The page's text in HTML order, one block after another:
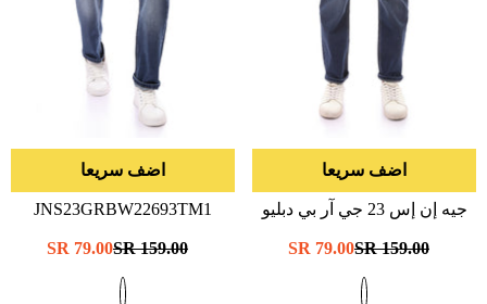
اضف سريعا
جيه إن إس 23 جي آر بي دبليو
سعر
159.00 SR
سعر
79.00 SR
اضف سريعا
JNS23GRBW22693TM1
سعر
159.00 SR
سعر
79.00 SR